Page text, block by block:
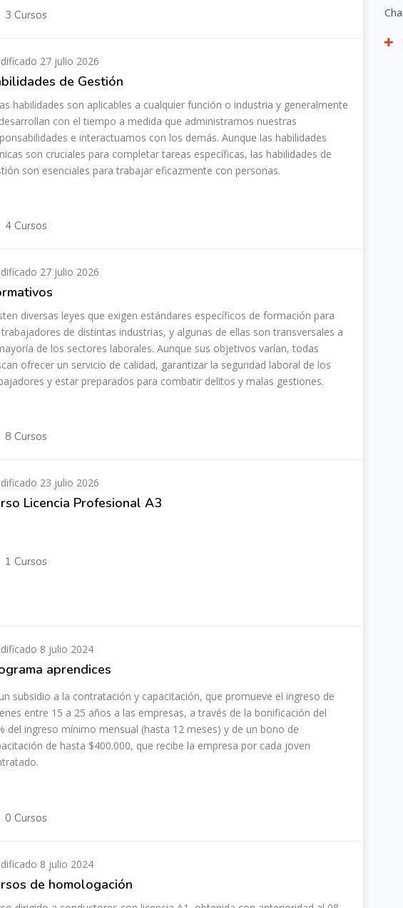
3 Cursos
27 julio 2026
de Gestión
habilidades son aplicables a cualquier función o industria y generalmente
con el tiempo a medida que administramos nuestras
e interactuamos con los demás. Aunque las habilidades
son cruciales para completar tareas específicas, las habilidades de
son esenciales para trabajar eficazmente con personas.
4 Cursos
27 julio 2026
diversas leyes que exigen estándares específicos de formación para
de distintas industrias, y algunas de ellas son transversales a
de los sectores laborales. Aunque sus objetivos varían, todas
ofrecer un servicio de calidad, garantizar la seguridad laboral de los
y estar preparados para combatir delitos y malas gestiones.
8 Cursos
23 julio 2026
Licencia Profesional A3
1 Cursos
8 julio 2024
aprendices
subsidio a la contratación y capacitación, que promueve el ingreso de
entre 15 a 25 años a las empresas, a través de la bonificación del
del ingreso mínimo mensual (hasta 12 meses) y de un bono de
de hasta $400.000, que recibe la empresa por cada joven
0 Cursos
8 julio 2024
de homologación